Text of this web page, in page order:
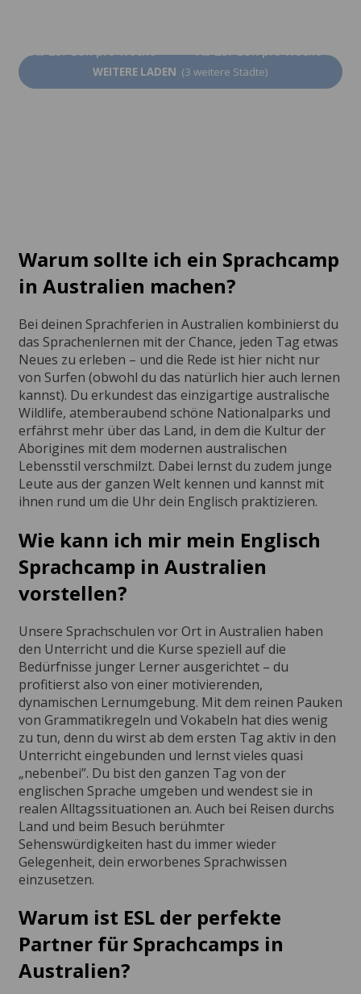
Ab 287 EUR pro Woche Ab 287 EUR pro Woche
WEITERE LADEN (3 weitere Städte)
Warum sollte ich ein Sprachcamp
in Australien machen?
Bei deinen Sprachferien in Australien kombinierst du
das Sprachenlernen mit der Chance, jeden Tag etwas
Neues zu erleben – und die Rede ist hier nicht nur
von Surfen (obwohl du das natürlich hier auch lernen
kannst). Du erkundest das einzigartige australische
Wildlife, atemberaubend schöne Nationalparks und
erfährst mehr über das Land, in dem die Kultur der
Aborigines mit dem modernen australischen
Lebensstil verschmilzt. Dabei lernst du zudem junge
Leute aus der ganzen Welt kennen und kannst mit
ihnen rund um die Uhr dein Englisch praktizieren.
Wie kann ich mir mein Englisch
Sprachcamp in Australien
vorstellen?
Unsere Sprachschulen vor Ort in Australien haben
den Unterricht und die Kurse speziell auf die
Bedürfnisse junger Lerner ausgerichtet – du
profitierst also von einer motivierenden,
dynamischen Lernumgebung. Mit dem reinen Pauken
von Grammatikregeln und Vokabeln hat dies wenig
zu tun, denn du wirst ab dem ersten Tag aktiv in den
Unterricht eingebunden und lernst vieles quasi
„nebenbei”. Du bist den ganzen Tag von der
englischen Sprache umgeben und wendest sie in
realen Alltagssituationen an. Auch bei Reisen durchs
Land und beim Besuch berühmter
Sehenswürdigkeiten hast du immer wieder
Gelegenheit, dein erworbenes Sprachwissen
einzusetzen.
Warum ist ESL der perfekte
Partner für Sprachcamps in
Australien?